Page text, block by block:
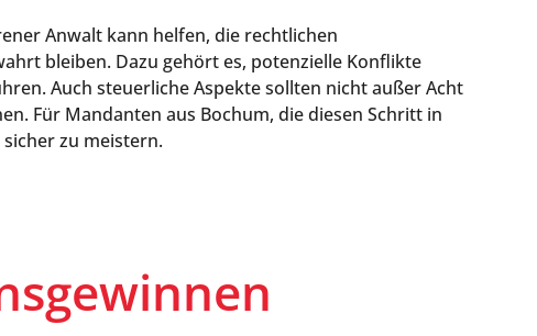
Anwalt kann helfen, die rechtlichen
bleiben. Dazu gehört es, potenzielle Konflikte
Auch steuerliche Aspekte sollten nicht außer Acht
Für Mandanten aus Bochum, die diesen Schritt in
zu meistern.